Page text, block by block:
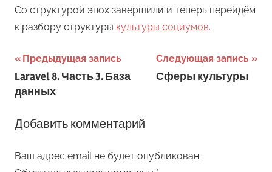
Со структурой эпох завершили и теперь перейдём
к разбору структуры культуры социумов.
Навигация
по
Предыдущая запись
Laravel 8. Часть 3. База
данных
Следующая запись
Сферы культуры
Добавить комментарий
Ваш адрес email не будет опубликован.